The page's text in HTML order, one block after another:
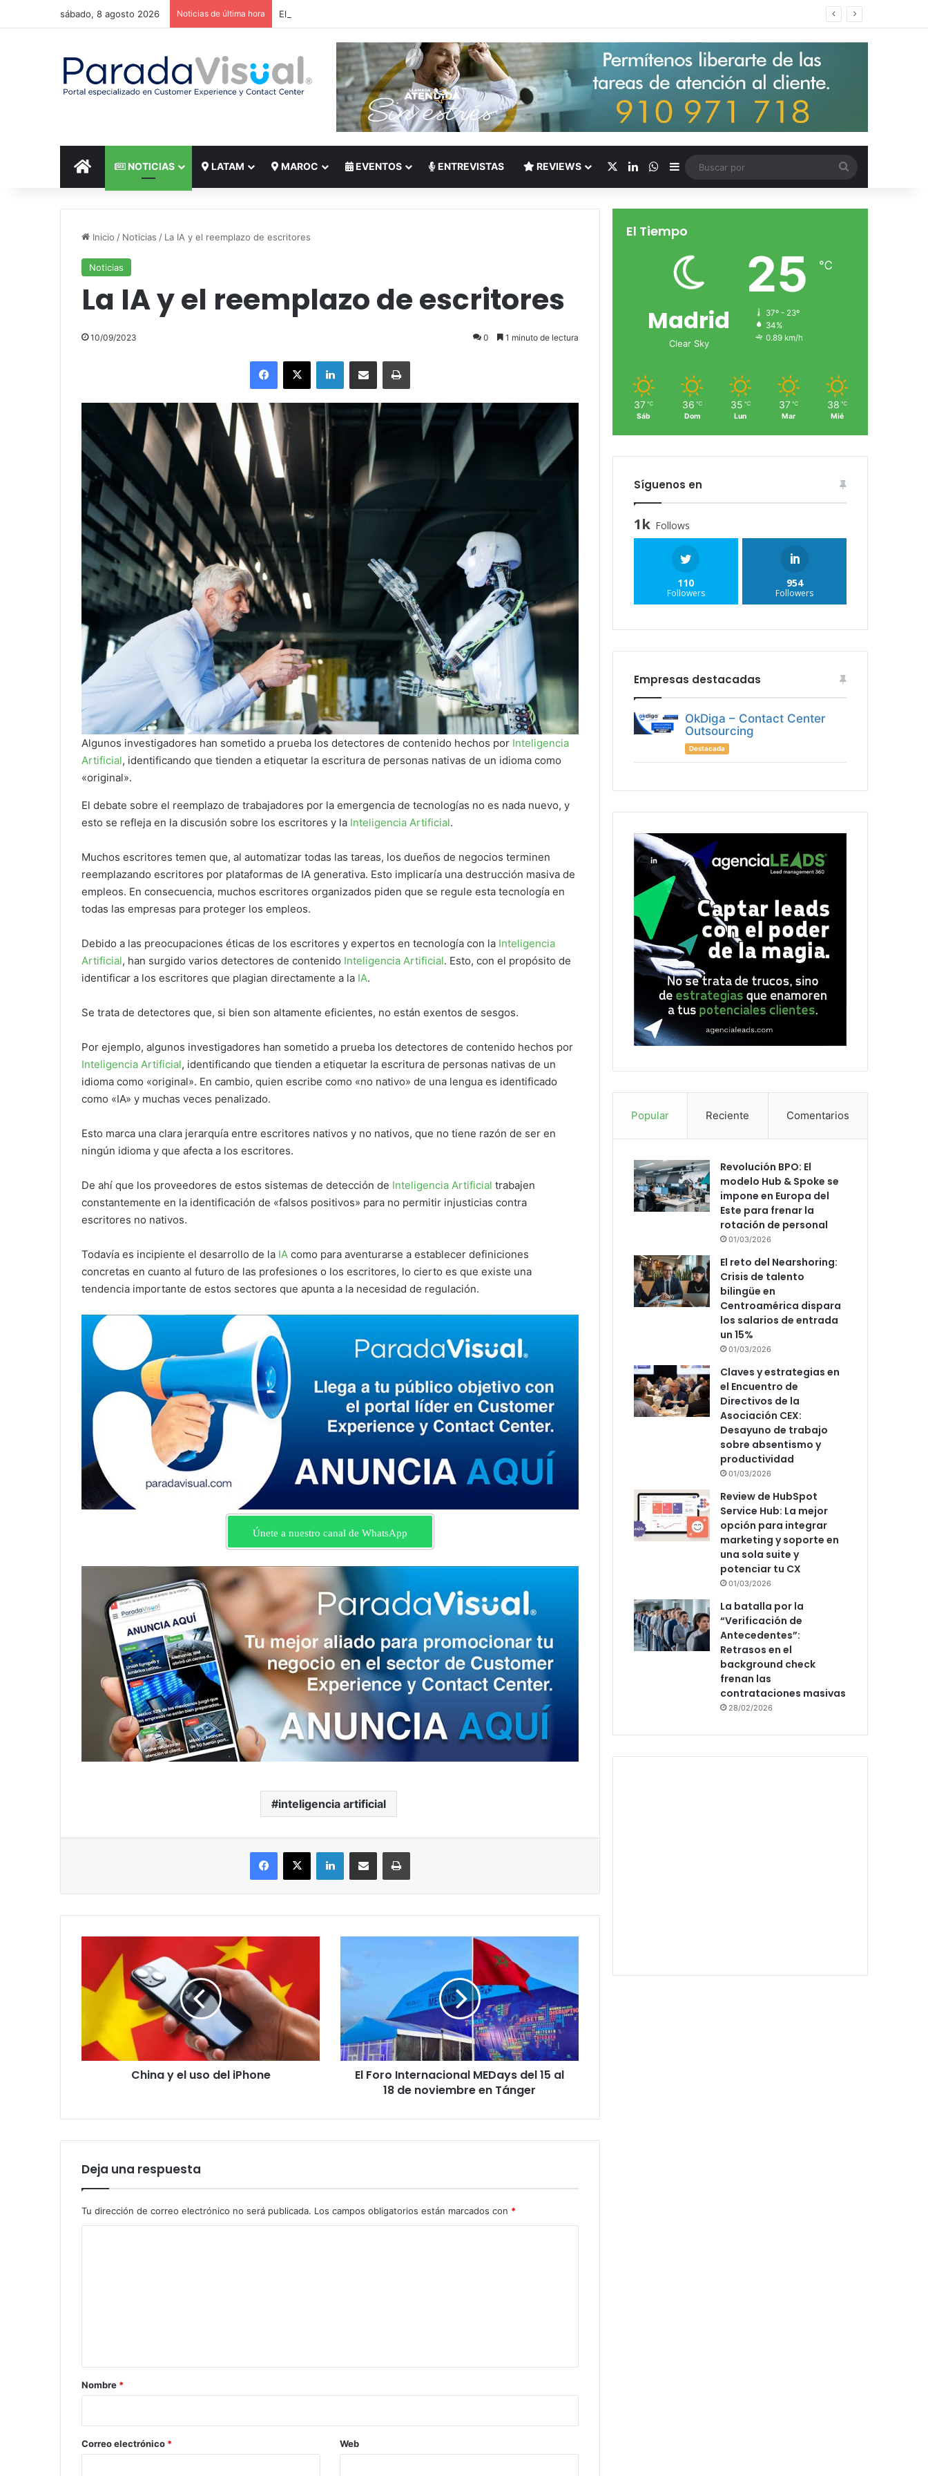
sábado, 8 agosto 2026 Noticias de última hora El reto del Nearshoring: Crisis de talento bilingüe en Centroamérica dispara los salarios de entrada un 15%
INICIO NOTICIAS LATAM MAROC EVENTOS ENTREVISTAS REVIEWS LinkedInWhatsApp
Barra lateral
por
Inicio / Noticias / La IA y el reemplazo de escritores
Noticias
La IA y el reemplazo de escritores
10/09/2023 0 1 minuto de lectura
Facebook
X LinkedInCompartir por correo electrónicoImprimir
Algunos investigadores han sometido a prueba los detectores de contenido hechos por Inteligencia
Artificial, identificando que tienden a etiquetar la escritura de personas nativas de un idioma como
«original».
El debate sobre el reemplazo de trabajadores por la emergencia de tecnologías no es nada nuevo, y
esto se refleja en la discusión sobre los escritores y la Inteligencia Artificial.
Muchos escritores temen que, al automatizar todas las tareas, los dueños de negocios terminen
reemplazando escritores por plataformas de IA generativa. Esto implicaría una destrucción masiva de
empleos. En consecuencia, muchos escritores organizados piden que se regule esta tecnología en
todas las empresas para proteger los empleos.
Debido a las preocupaciones éticas de los escritores y expertos en tecnología con la Inteligencia
Artificial, han surgido varios detectores de contenido Inteligencia Artificial. Esto, con el propósito de
identificar a los escritores que plagian directamente a la IA.
Se trata de detectores que, si bien son altamente eficientes, no están exentos de sesgos.
Por ejemplo, algunos investigadores han sometido a prueba los detectores de contenido hechos por
Inteligencia Artificial, identificando que tienden a etiquetar la escritura de personas nativas de un
idioma como «original». En cambio, quien escribe como «no nativo» de una lengua es identificado
como «IA» y muchas veces penalizado.
Esto marca una clara jerarquía entre escritores nativos y no nativos, que no tiene razón de ser en
ningún idioma y que afecta a los escritores.
De ahí que los proveedores de estos sistemas de detección de Inteligencia Artificial trabajen
constantemente en la identificación de «falsos positivos» para no permitir injusticias contra
escritores no nativos.
Todavía es incipiente el desarrollo de la IA como para aventurarse a establecer definiciones
concretas en cuanto al futuro de las profesiones o los escritores, lo cierto es que existe una
tendencia importante de estos sectores que apunta a la necesidad de regulación.
Únete a nuestro canal de WhatsApp
inteligencia artificial
Facebook
X LinkedInCompartir por correo electrónicoImprimir
uso
China y el uso del iPhone
Internacional
MEDays
al
18
de
noviembre
El Foro Internacional MEDays del 15 al
18 de noviembre en Tánger
Deja una respuesta
Tu dirección de correo electrónico no será publicada. Los campos obligatorios están marcados con *
r
*
Nombre *
Correo electrónico * Web
El Tiempo
Madrid
Clear Sky
25 ℃
37º - 23º
34%
0.89 km/h
37 ℃
Sáb
36 ℃
Dom
35 ℃
Lun
37 ℃
Mar
38 ℃
Mié
Síguenos en
1k Follows
110
Followers
954
Followers
Empresas destacadas
OkDiga – Contact Center
Outsourcing
Destacada
Popular Reciente Comentarios
Revolución BPO: El
modelo Hub & Spoke se
impone en Europa del
Este para frenar la
rotación de personal
01/03/2026
El reto del Nearshoring:
Crisis de talento
bilingüe en
Centroamérica dispara
los salarios de entrada
un 15%
01/03/2026
Claves y estrategias en
el Encuentro de
Directivos de la
Asociación CEX:
Desayuno de trabajo
sobre absentismo y
productividad
01/03/2026
Review de HubSpot
Service Hub: La mejor
opción para integrar
marketing y soporte en
una sola suite y
potenciar tu CX
01/03/2026
La batalla por la
“Verificación de
Antecedentes”:
Retrasos en el
background check
frenan las
contrataciones masivas
28/02/2026